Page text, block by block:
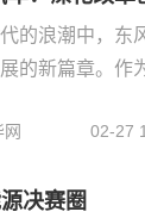
的浪潮中，东
的新篇章。作
网 02-27
决赛圈